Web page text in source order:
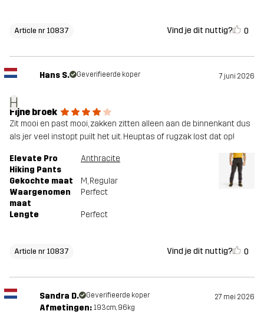
Article nr 10837 Vind je dit nuttig? 0
H
Hans S. Geverifieerde koper 7 juni 2026
Fijne broek
Zit mooi en past mooi, zakken zitten alleen aan de binnenkant dus
als jer veel instopt puilt het uit. Heuptas of rugzak lost dat op!
Elevate Pro
Hiking Pants
Anthracite
Gekochte maat M, Regular
Waargenomen
maat
Perfect
Lengte Perfect
Article nr 10837 Vind je dit nuttig? 0
Sandra D. Geverifieerde koper 27 mei 2026
Afmetingen: 193cm, 96kg